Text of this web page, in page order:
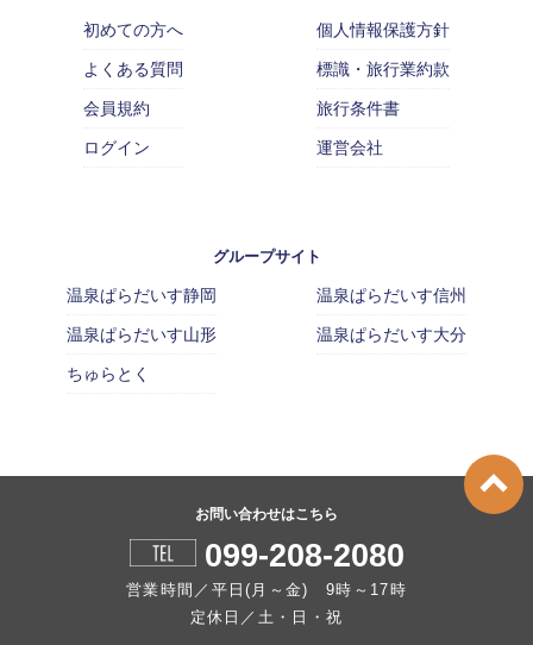
初めての方へ
よくある質問
会員規約
ログイン
個人情報保護方針
標識・旅行業約款
旅行条件書
運営会社
グループサイト
温泉ぱらだいす静岡
温泉ぱらだいす山形
ちゅらとく
温泉ぱらだいす信州
温泉ぱらだいす大分
お問い合わせはこちら
099-208-2080
営業時間／平日(月～金) 9時～17時
定休日／土・日・祝